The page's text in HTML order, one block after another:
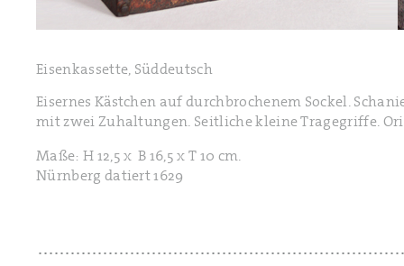
Eisenkassette, Süddeutsch
Eisernes Kästchen auf durchbrochenem Sockel.
mit zwei Zuhaltungen. Seitliche kleine Tragegriffe.
Maße: H 12,5 x B 16,5 x T 10 cm.
Nürnberg datiert 1629